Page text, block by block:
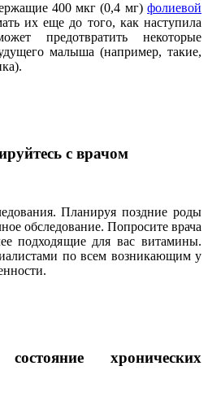
400 мкг (0,4 мг) фолиевой
их еще до того, как наступила
предотвратить некоторые
малыша (например, такие,
с врачом
Планируя поздние роды
обследование. Попросите врача
подходящие для вас витамины.
по всем возникающим у
хронических